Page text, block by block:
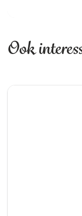
voorbereiden
het
verfijnen van
wordt geleverd
voor het gemak
The GelBottle
The GelBottle
moeiteloos
The
uitgehard
Ook